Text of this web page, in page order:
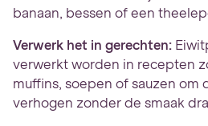
banaan, bessen of een
Verwerk het in gerechten:
verwerkt worden in recepten
muffins, soepen of sauzen om
verhogen zonder de smaak